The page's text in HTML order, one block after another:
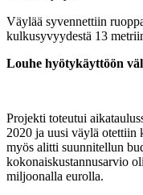
Väylää syvennettiin
kulkusyvyydestä 13
Louhe hyötykäyttöön
Projekti toteutui
2020 ja uusi väylä otettiin
myös alitti suunnitellun
kokonaiskustannusarvio
miljoonalla eurolla.